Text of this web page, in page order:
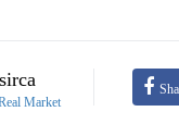
Market